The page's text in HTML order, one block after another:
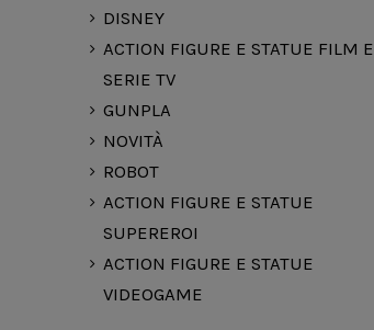
DISNEY
ACTION FIGURE E STATUE FILM E
SERIE TV
GUNPLA
NOVITÀ
ROBOT
ACTION FIGURE E STATUE
SUPEREROI
ACTION FIGURE E STATUE
VIDEOGAME